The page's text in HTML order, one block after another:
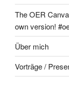
The OER
own version!
Über mich
Vorträge /